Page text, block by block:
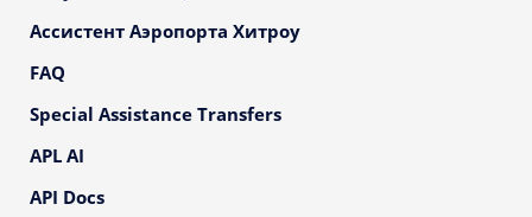
Ассистент Аэропорта Хитроу
FAQ
Special Assistance Transfers
APL AI
API Docs